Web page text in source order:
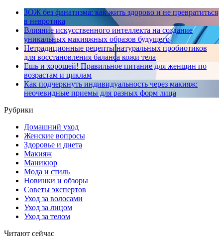
ЗОЖ без фанатизма: как жить здорово и не превратиться
в невротика
Влияние искусственного интеллекта на создание
уникальных макияжных образов будущего
Нетрадиционные рецепты натуральных пробиотиков
для восстановления баланса кожи тела
Ешь и хорошей! Правильное питание для женщин по
возрастам и циклам
Как подчеркнуть индивидуальность через макияж:
неочевидные приемы для разных форм лица
Рубрики
Домашний уход
Женские вопросы
Здоровье и диета
Макияж
Маникюр
Мода и стиль
Новинки и обзоры
Советы экспертов
Уход за волосами
Уход за лицом
Уход за телом
Читают сейчас